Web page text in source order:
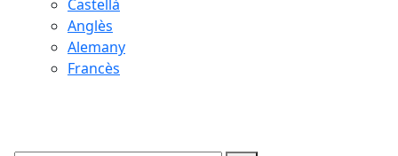
Castellà
Anglès
Alemany
Francès